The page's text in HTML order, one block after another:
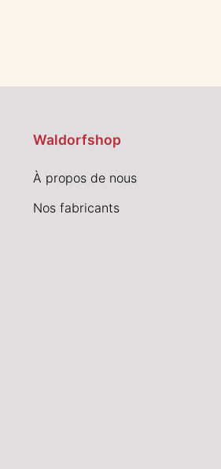
Waldorfshop
À propos de nous
Nos fabricants